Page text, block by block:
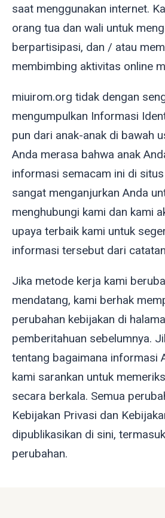
saat menggunakan internet.
orang tua dan wali untuk
berpartisipasi, dan / atau
membimbing aktivitas online
miuirom.org tidak dengan
mengumpulkan Informasi
pun dari anak-anak di bawah
Anda merasa bahwa anak
informasi semacam ini di
sangat menganjurkan Anda
menghubungi kami dan kami
upaya terbaik kami untuk
informasi tersebut dari
Jika metode kerja kami
mendatang, kami berhak
perubahan kebijakan di
pemberitahuan sebelumnya.
tentang bagaimana informasi
kami sarankan untuk
secara berkala. Semua
Kebijakan Privasi dan
dipublikasikan di sini,
perubahan.